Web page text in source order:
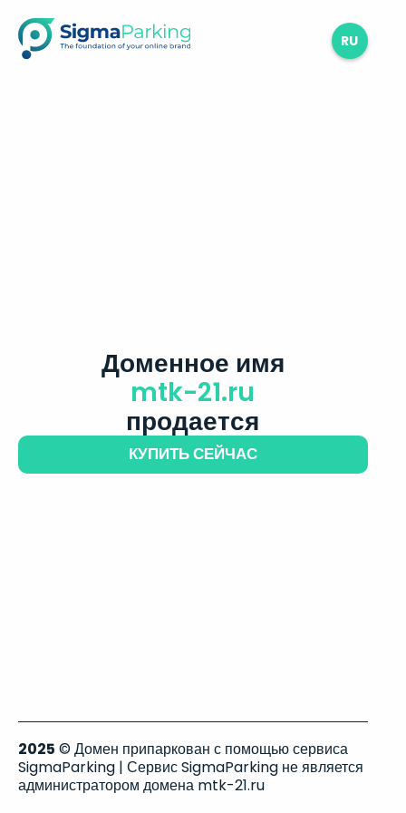
RU
Доменное имя
mtk-21.ru
продается
КУПИТЬ СЕЙЧАС
2025 © Домен припаркован с помощью сервиса
SigmaParking | Сервис SigmaParking не является
администратором домена mtk-21.ru